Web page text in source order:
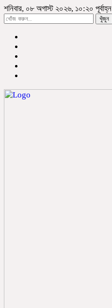
শনিবার, ০৮ অগাস্ট ২০২৬, ১০:২০ পূর্বাহ্ন
খুঁজুন